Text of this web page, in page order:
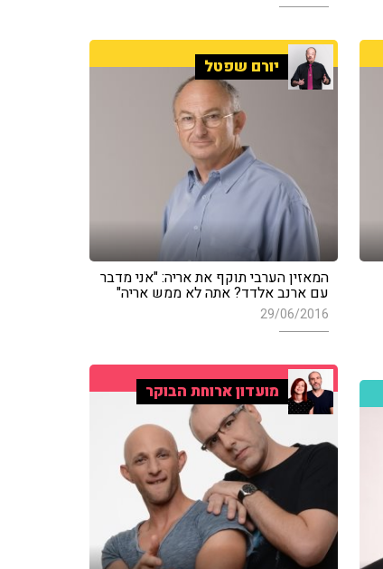
יורם שפטל
המאזין הערבי תוקף את אריה: "אני מדבר
עם ארנב אלדד? אתה לא ממש אריה"
29/06/2016
מועדון ארוחת הבוקר